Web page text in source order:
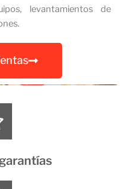
levantamientos de